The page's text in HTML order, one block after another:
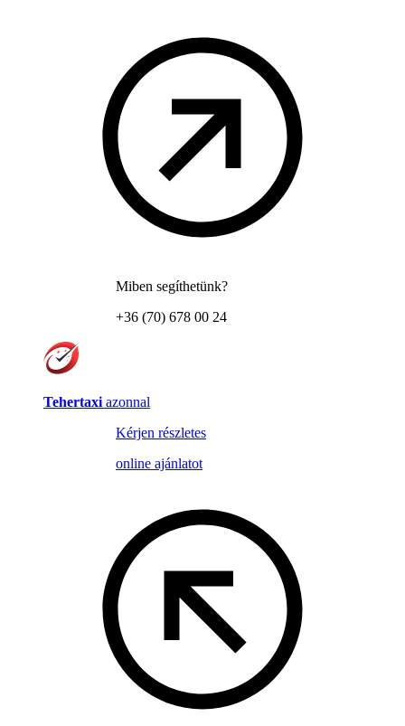
Miben segíthetünk?
+36 (70) 678 00 24
Tehertaxi azonnal
Kérjen részletes
online ajánlatot